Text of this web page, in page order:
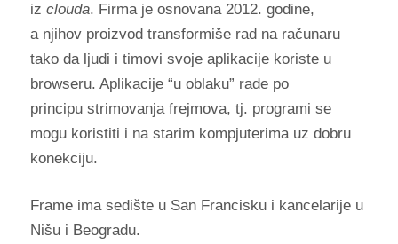
iz clouda. Firma je osnovana 2012. godine,
a njihov proizvod transformiše rad na računaru
tako da ljudi i timovi svoje aplikacije koriste u
browseru. Aplikacije “u oblaku” rade po
principu strimovanja frejmova, tj. programi se
mogu koristiti i na starim kompjuterima uz dobru
konekciju.
Frame ima sedište u San Francisku i kancelarije u
Nišu i Beogradu.